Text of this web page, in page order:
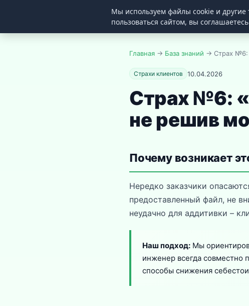
ZIPPER
Главная → База знаний → Страх №6:
Страхи клиентов 10.04.2026
Страх №6:
не решив
Почему возникает
Нередко заказчики
предоставленный файл, не
неудачно для аддитивки –
Наш подход: Мы
инженер всегда совместно
способы снижения
Мы используем файлы cookie и другие
пользоваться сайтом, вы